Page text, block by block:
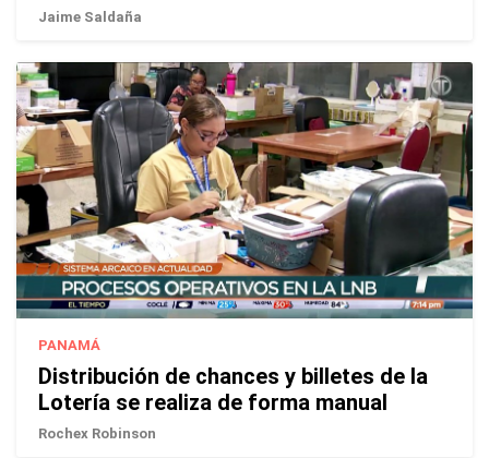
Jaime Saldaña
PANAMÁ
Distribución de chances y billetes de la
Lotería se realiza de forma manual
Rochex Robinson